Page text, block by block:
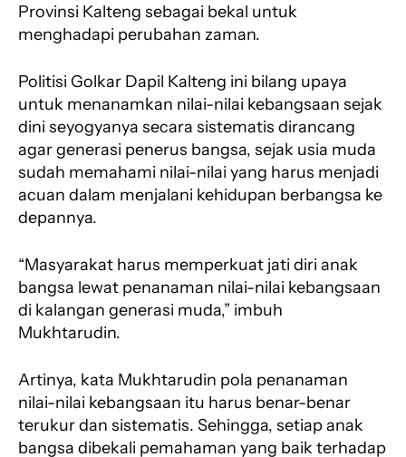
Provinsi Kalteng sebagai bekal untuk
menghadapi perubahan zaman.
Politisi Golkar Dapil Kalteng ini bilang upaya
untuk menanamkan nilai-nilai kebangsaan sejak
dini seyogyanya secara sistematis dirancang
agar generasi penerus bangsa, sejak usia muda
sudah memahami nilai-nilai yang harus menjadi
acuan dalam menjalani kehidupan berbangsa ke
depannya.
“Masyarakat harus memperkuat jati diri anak
bangsa lewat penanaman nilai-nilai kebangsaan
di kalangan generasi muda,” imbuh
Mukhtarudin.
Artinya, kata Mukhtarudin pola penanaman
nilai-nilai kebangsaan itu harus benar-benar
terukur dan sistematis. Sehingga, setiap anak
bangsa dibekali pemahaman yang baik terhadap